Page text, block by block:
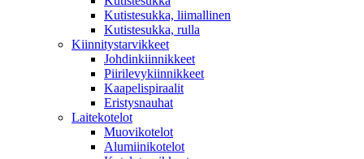
Kutistesukka, liimallinen
Kutistesukka, rulla
Kiinnitystarvikkeet
Johdinkiinnikkeet
Piirilevykiinnikkeet
Kaapelispiraalit
Eristysnauhat
Laitekotelot
Muovikotelot
Alumiinikotelot